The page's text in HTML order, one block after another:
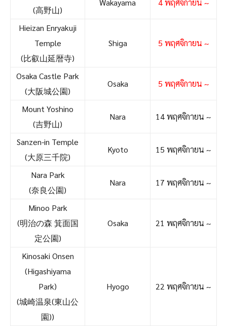
(高野山)
Wakayama 4 พฤศจิกายน ~
Hieizan Enryakuji
Temple
(比叡山延暦寺)
Shiga 5 พฤศจิกายน ~
Osaka Castle Park
(大阪城公園)
Osaka 5 พฤศจิกายน ~
Mount Yoshino
(吉野山)
Nara 14 พฤศจิกายน ~
Sanzen-in Temple
(大原三千院)
Kyoto 15 พฤศจิกายน ~
Nara Park
(奈良公園)
Nara 17 พฤศจิกายน ~
Minoo Park
(明治の森 箕面国
定公園)
Osaka 21 พฤศจิกายน ~
Kinosaki Onsen
(Higashiyama
Park)
(城崎温泉(東山公
園))
Hyogo 22 พฤศจิกายน ~